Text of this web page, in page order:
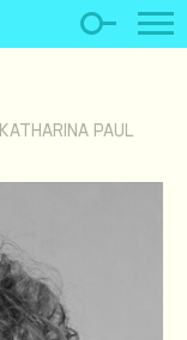
KATHARINA PAUL